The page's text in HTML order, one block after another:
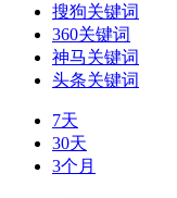
搜狗关键词
360关键词
神马关键词
头条关键词
7天
30天
3个月